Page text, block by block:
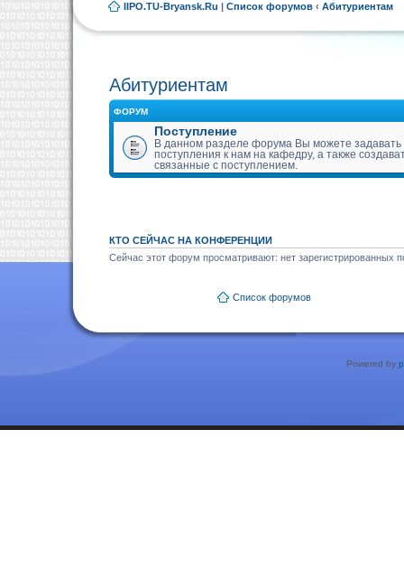
IIPO.TU-Bryansk.Ru | Список форумов ‹ Абитуриентам
Абитуриентам
ФОРУМ
Поступление
В данном разделе форума Вы можете
поступления к нам на кафедру, а также
связанные с поступлением.
КТО СЕЙЧАС НА КОНФЕРЕНЦИИ
Сейчас этот форум просматривают: нет зарегистрированных
Список форумов
Powered by